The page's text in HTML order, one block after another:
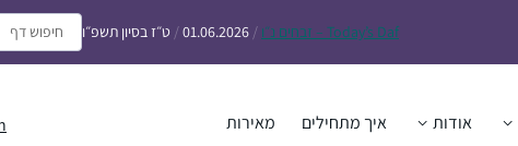
Today’s Daf – זבחים נ״ו /
01.06.2026
/ ט״ז בסיון תשפ״ו
אודות איך מתחילים מאירות